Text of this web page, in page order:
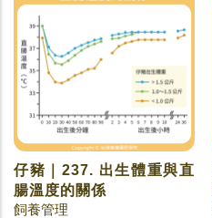
仔豬｜237. 出生體重與直
腸溫度的關係
飼養管理